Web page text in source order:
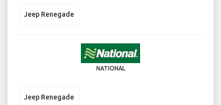
Jeep Renegade
NATIONAL
Jeep Renegade